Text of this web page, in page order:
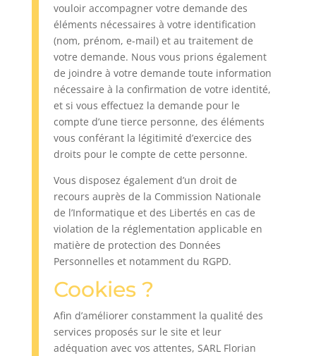
vouloir accompagner votre demande des
éléments nécessaires à votre identification
(nom, prénom, e-mail) et au traitement de
votre demande. Nous vous prions également
de joindre à votre demande toute information
nécessaire à la confirmation de votre identité,
et si vous effectuez la demande pour le
compte d’une tierce personne, des éléments
vous conférant la légitimité d’exercice des
droits pour le compte de cette personne.
Vous disposez également d’un droit de
recours auprès de la Commission Nationale
de l’Informatique et des Libertés en cas de
violation de la réglementation applicable en
matière de protection des Données
Personnelles et notamment du RGPD.
Cookies ?
Afin d’améliorer constamment la qualité des
services proposés sur le site et leur
adéquation avec vos attentes, SARL Florian